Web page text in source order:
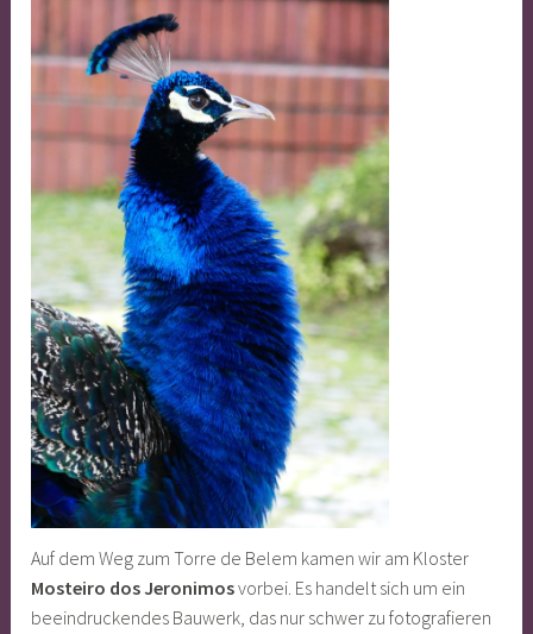
Auf dem Weg zum Torre de Belem kamen wir am Kloster
Mosteiro dos Jeronimosvorbei. Es handelt sich um ein
beeindruckendes Bauwerk, das nur schwer zu fotografieren